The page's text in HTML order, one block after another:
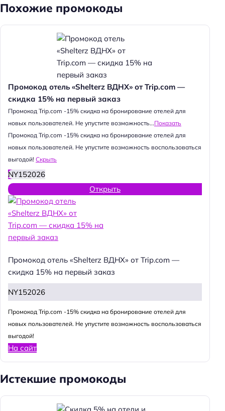
Похожие промокоды
Промокод отель «Shelterz ВДНХ» от Trip.com —
скидка 15% на первый заказ
Промокод Trip.com -15% скидка на бронирование отелей для
новых пользователей. Не упустите возможность...Показать
Промокод Trip.com -15% скидка на бронирование отелей для
новых пользователей. Не упустите возможность воспользоваться
выгодой! Скрыть
NY152026
Открыть
Промокод отель «Shelterz ВДНХ» от Trip.com —
скидка 15% на первый заказ
NY152026
Промокод Trip.com -15% скидка на бронирование отелей для
новых пользователей. Не упустите возможность воспользоваться
выгодой!
На сайт
Истекшие промокоды